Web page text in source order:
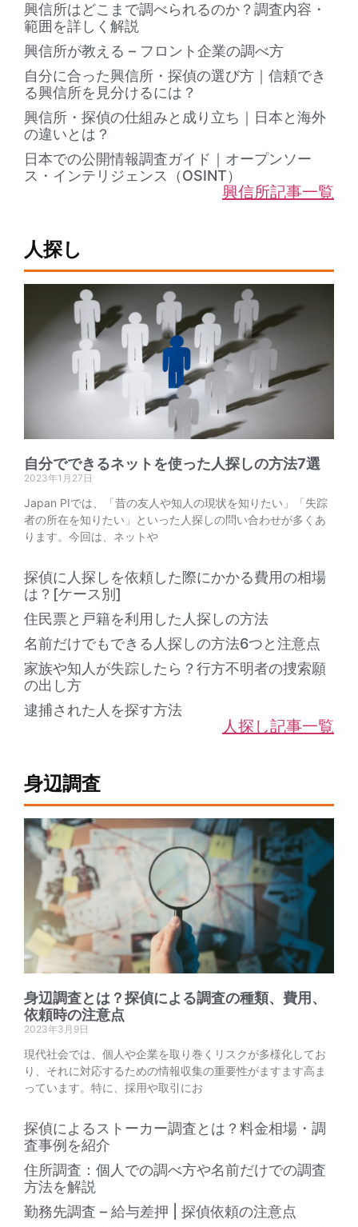
興信所はどこまで調べられるのか？調査内容・
範囲を詳しく解説
興信所が教える – フロント企業の調べ方
自分に合った興信所・探偵の選び方｜信頼でき
る興信所を見分けるには？
興信所・探偵の仕組みと成り立ち｜日本と海外
の違いとは？
日本での公開情報調査ガイド｜オープンソー
ス・インテリジェンス（OSINT）
興信所記事一覧
人探し
自分でできるネットを使った人探しの方法7選
2023年1月27日
Japan PIでは、「昔の友人や知人の現状を知りたい」「失踪
者の所在を知りたい」といった人探しの問い合わせが多くあ
ります。今回は、ネットや
探偵に人探しを依頼した際にかかる費用の相場
は？[ケース別]
住民票と戸籍を利用した人探しの方法
名前だけでもできる人探しの方法6つと注意点
家族や知人が失踪したら？行方不明者の捜索願
の出し方
逮捕された人を探す方法
人探し記事一覧
身辺調査
身辺調査とは？探偵による調査の種類、費用、
依頼時の注意点
2023年3月9日
現代社会では、個人や企業を取り巻くリスクが多様化してお
り、それに対応するための情報収集の重要性がますます高ま
っています。特に、採用や取引にお
探偵によるストーカー調査とは？料金相場・調
査事例を紹介
住所調査：個人での調べ方や名前だけでの調査
方法を解説
勤務先調査 – 給与差押 | 探偵依頼の注意点